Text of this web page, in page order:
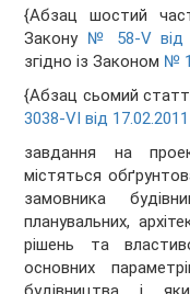
{Абзац шостий
Закону № 58-V від
згідно із Законом №
{Абзац сьомий
3038-VI від 17.02.2011
завдання на
містяться
замовника
планувальних,
рішень та
основних